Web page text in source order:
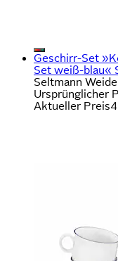
Geschirr-Set
Set weiß-blau«
Seltmann
Ursprünglicher
Aktueller Preis